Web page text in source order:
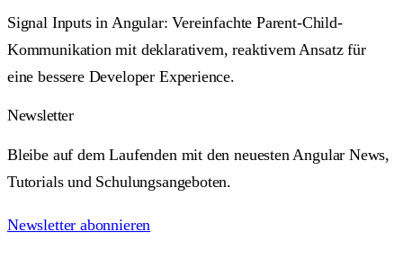
Signal Inputs in Angular: Vereinfachte Parent-Child-
Kommunikation mit deklarativem, reaktivem Ansatz für
eine bessere Developer Experience.
Newsletter
Bleibe auf dem Laufenden mit den neuesten Angular News,
Tutorials und Schulungsangeboten.
Newsletter abonnieren